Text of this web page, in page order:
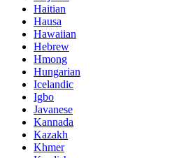
Haitian
Hausa
Hawaiian
Hebrew
Hmong
Hungarian
Icelandic
Igbo
Javanese
Kannada
Kazakh
Khmer